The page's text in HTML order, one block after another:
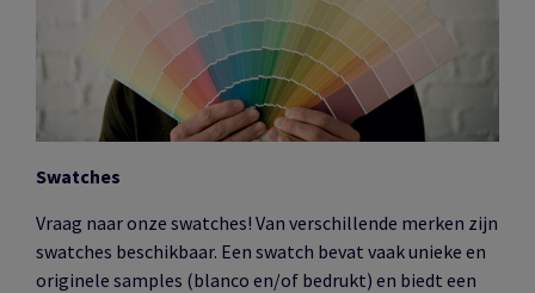
Swatches
Vraag naar onze swatches! Van verschillende merken zijn
swatches beschikbaar. Een swatch bevat vaak unieke en
originele samples (blanco en/of bedrukt) en biedt een